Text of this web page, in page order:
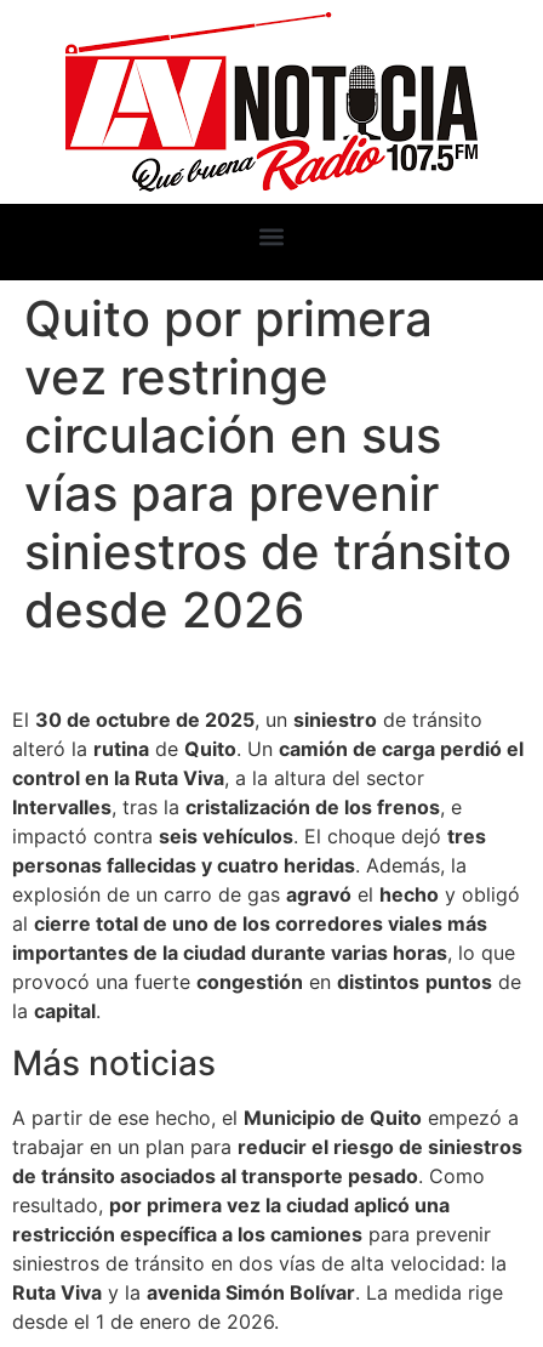
Quito por primera
vez restringe
circulación en sus
vías para prevenir
siniestros de tránsito
desde 2026
El 30 de octubre de 2025, un siniestro de tránsito
alteró la rutina de Quito. Un camión de carga perdió el
control en la Ruta Viva, a la altura del sector
Intervalles, tras la cristalización de los frenos, e
impactó contra seis vehículos. El choque dejó tres
personas fallecidas y cuatro heridas. Además, la
explosión de un carro de gas agravó el hecho y obligó
al cierre total de uno de los corredores viales más
importantes de la ciudad durante varias horas, lo que
provocó una fuerte congestión en distintos puntos de
la capital.
Más noticias
A partir de ese hecho, el Municipio de Quito empezó a
trabajar en un plan para reducir el riesgo de siniestros
de tránsito asociados al transporte pesado. Como
resultado, por primera vez la ciudad aplicó una
restricción específica a los camiones para prevenir
siniestros de tránsito en dos vías de alta velocidad: la
Ruta Viva y la avenida Simón Bolívar. La medida rige
desde el 1 de enero de 2026.